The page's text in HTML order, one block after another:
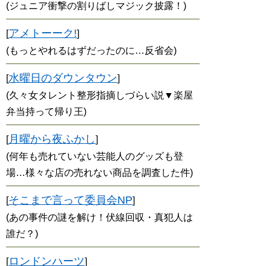
(ジュニア衝撃の割りばしマジック披露！)
[アメトーーク!]
(もっとやれるはずだったのに…反省会)
[水曜日のダウンタウン]
(久々女タレント整形指摘しづらい説▼楽屋
弁当持って帰り王)
[月曜から夜ふかし]
(何年も売れていない芸能人のグッズも登
場…様々な店の売れない商品を調査した件)
[そこまで言って委員会NP]
(あの事件の謎を解け！伏線回収・真犯人は
誰だ？)
[ロンドンハーツ]